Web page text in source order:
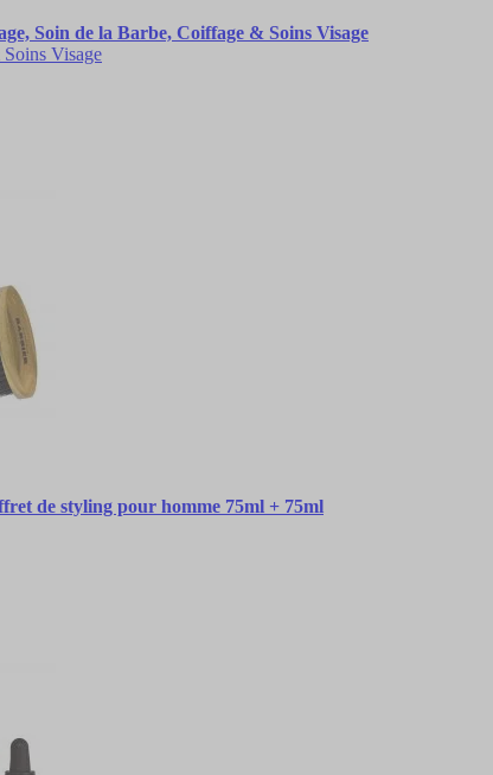
Soin de la Barbe, Coiffage & Soins Visage
Visage
de styling pour homme 75ml + 75ml